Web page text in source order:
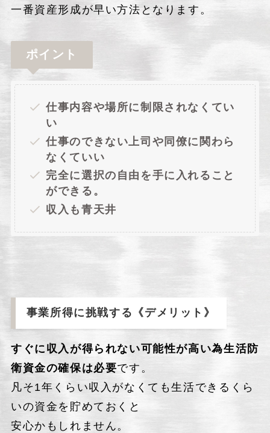
一番資産形成が早い方法となります。
ポイント
仕事内容や場所に制限されなくてい
い
仕事のできない上司や同僚に関わら
なくていい
完全に選択の自由を手に入れること
ができる。
収入も青天井
事業所得に挑戦する《デメリット》
すぐに収入が得られない可能性が高い為生活防
衛資金の確保は必要です。
凡そ1年くらい収入がなくても生活できるくら
いの資金を貯めておくと
安心かもしれません。